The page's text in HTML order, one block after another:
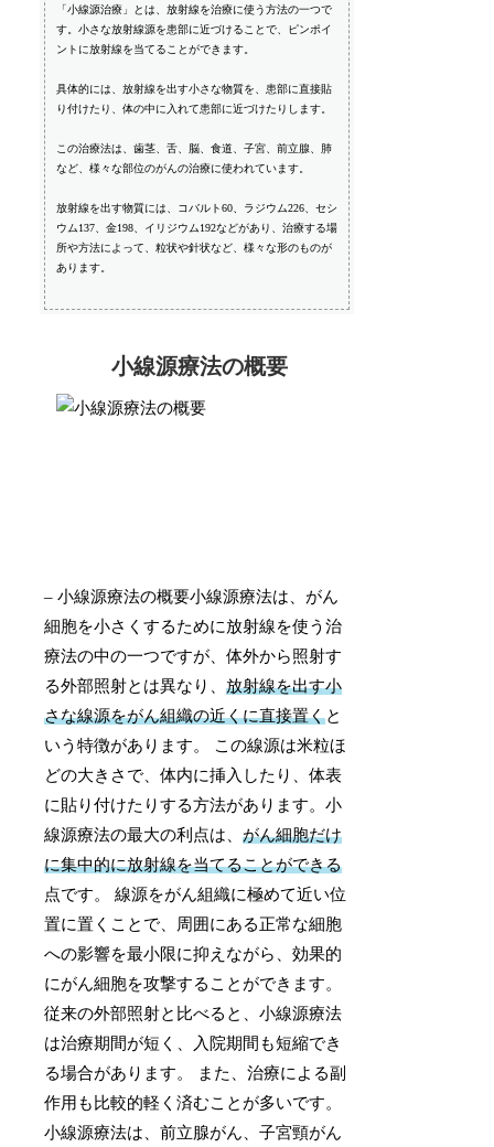
「小線源治療」とは、放射線を治療に使う方法の一つで
す。小さな放射線源を患部に近づけることで、ピンポイ
ントに放射線を当てることができます。
具体的には、放射線を出す小さな物質を、患部に直接貼
り付けたり、体の中に入れて患部に近づけたりします。
この治療法は、歯茎、舌、脳、食道、子宮、前立腺、肺
など、様々な部位のがんの治療に使われています。
放射線を出す物質には、コバルト60、ラジウム226、セシ
ウム137、金198、イリジウム192などがあり、治療する場
所や方法によって、粒状や針状など、様々な形のものが
あります。
小線源療法の概要
– 小線源療法の概要小線源療法は、がん
細胞を小さくするために放射線を使う治
療法の中の一つですが、体外から照射す
る外部照射とは異なり、放射線を出す小
さな線源をがん組織の近くに直接置くと
いう特徴があります。 この線源は米粒ほ
どの大きさで、体内に挿入したり、体表
に貼り付けたりする方法があります。小
線源療法の最大の利点は、がん細胞だけ
に集中的に放射線を当てることができる
点です。 線源をがん組織に極めて近い位
置に置くことで、周囲にある正常な細胞
への影響を最小限に抑えながら、効果的
にがん細胞を攻撃することができます。
従来の外部照射と比べると、小線源療法
は治療期間が短く、入院期間も短縮でき
る場合があります。 また、治療による副
作用も比較的軽く済むことが多いです。
小線源療法は、前立腺がん、子宮頸がん